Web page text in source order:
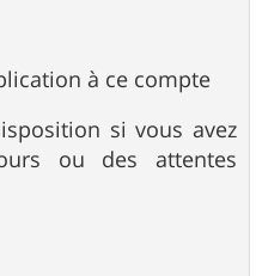
à ce compte
si vous avez
ou des attentes